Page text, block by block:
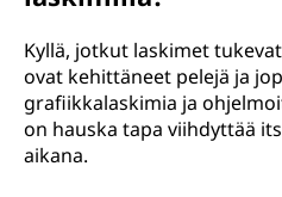
Kyllä, jotkut laskimet
ovat kehittäneet pelejä ja
grafiikkalaskimia ja
on hauska tapa viihdyttää
aikana.